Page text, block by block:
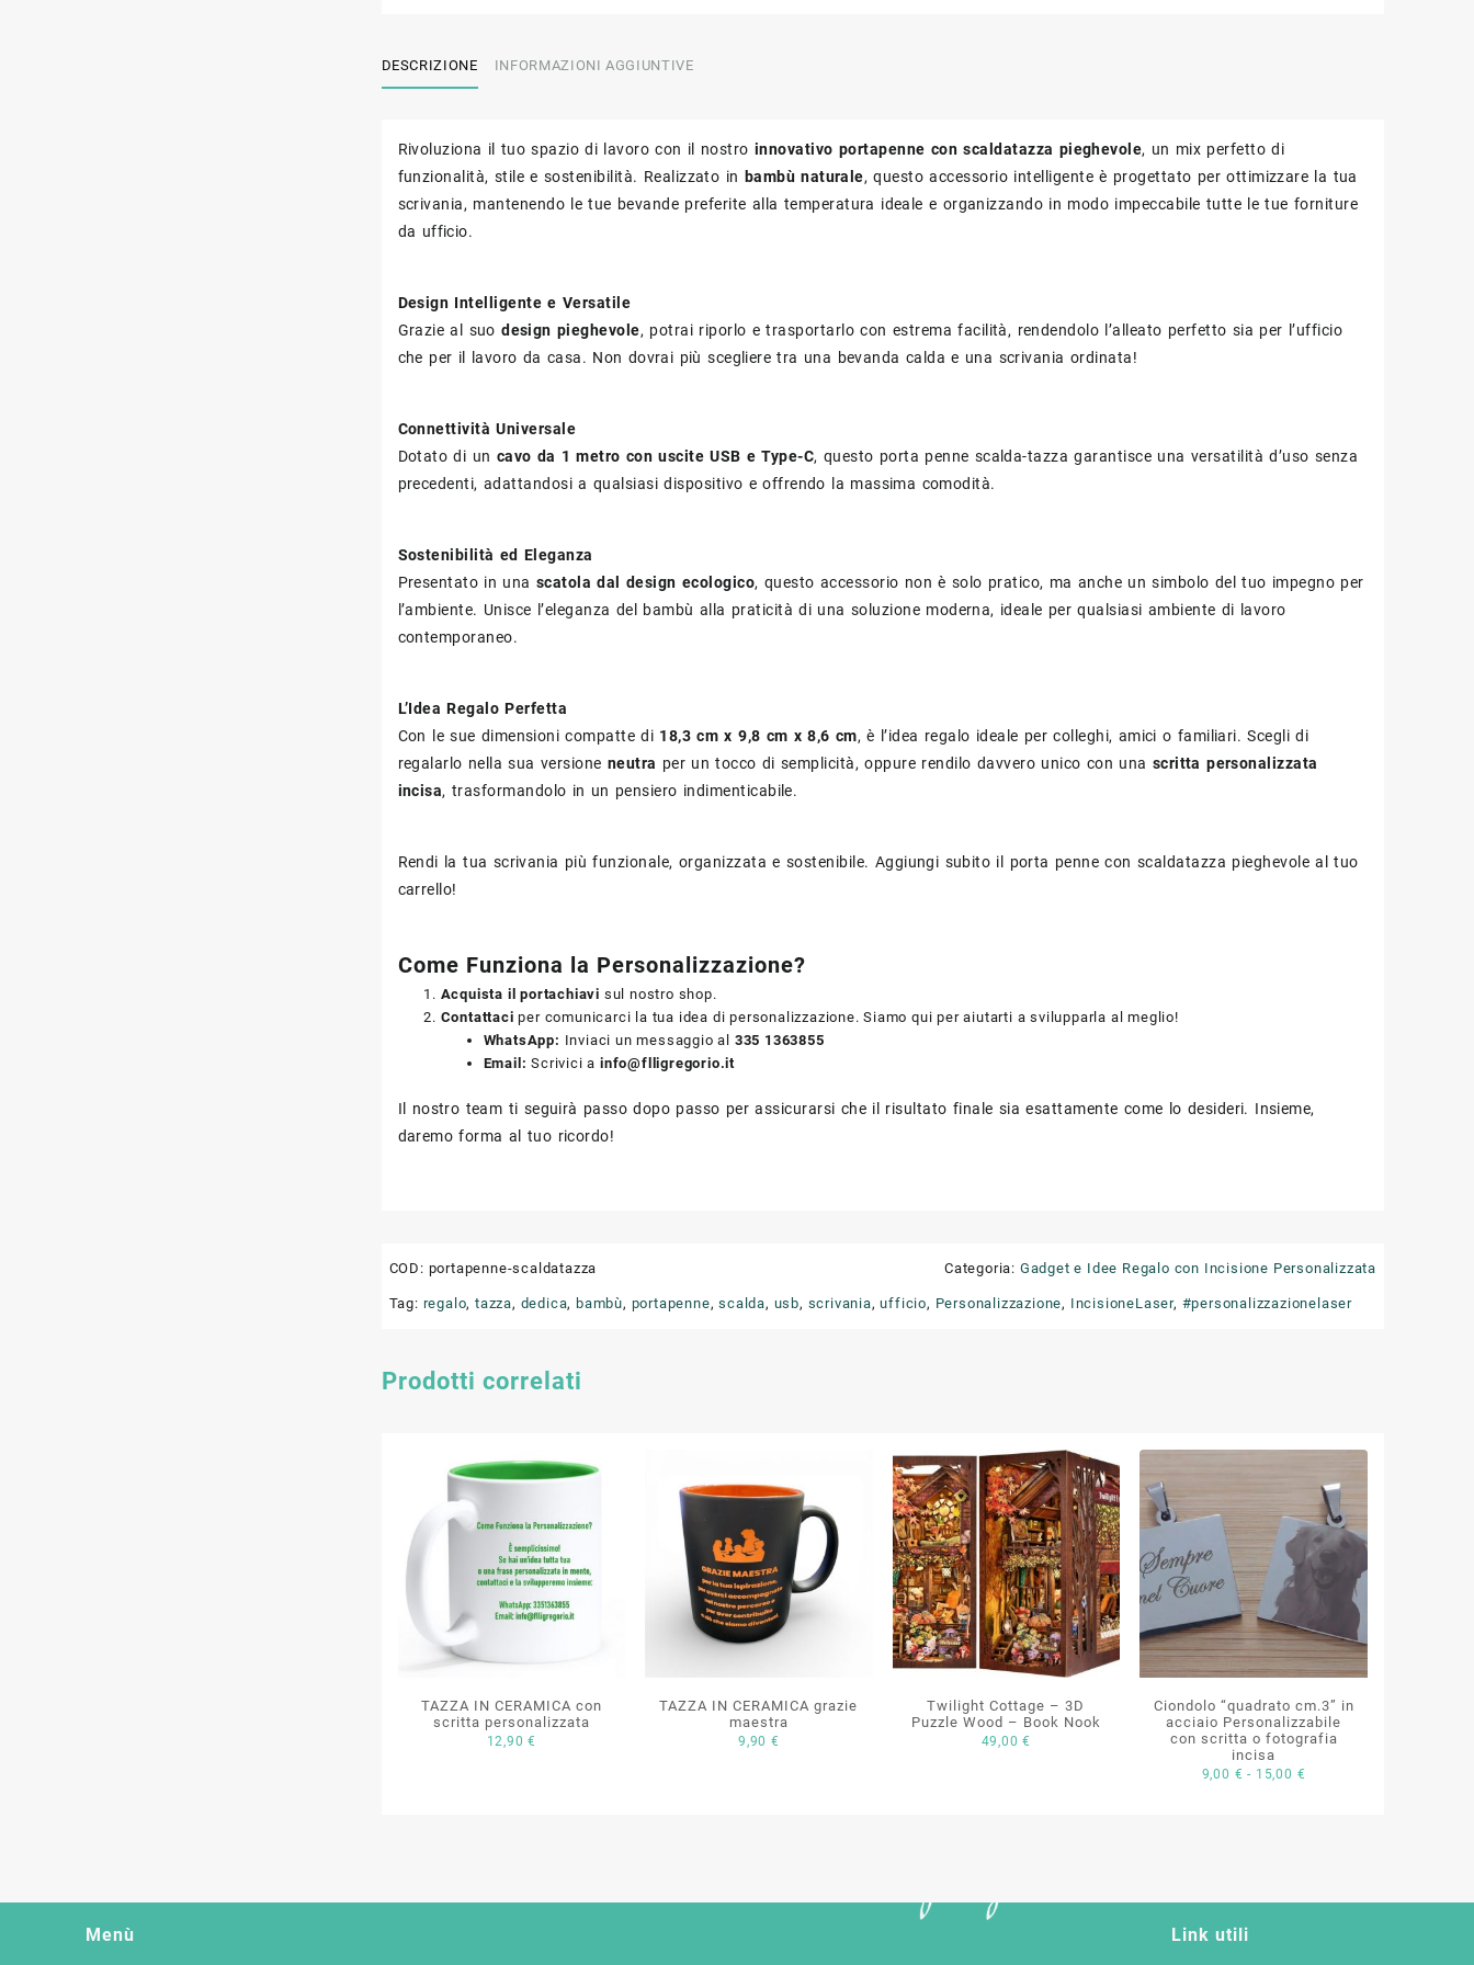
DESCRIZIONE INFORMAZIONI AGGIUNTIVE
Rivoluziona il tuo spazio di lavoro con il nostro innovativo portapenne con scaldatazza pieghevole, un mix perfetto di
funzionalità, stile e sostenibilità. Realizzato in bambù naturale, questo accessorio intelligente è progettato per ottimizzare la tua
scrivania, mantenendo le tue bevande preferite alla temperatura ideale e organizzando in modo impeccabile tutte le tue forniture
da ufficio.
Design Intelligente e Versatile
Grazie al suodesign pieghevole, potrai riporlo e trasportarlo con estrema facilità, rendendolo l’alleato perfetto sia per l’ufficio
che per il lavoro da casa. Non dovrai più scegliere tra una bevanda calda e una scrivania ordinata!
Connettività Universale
Dotato di un cavo da 1 metro con uscite USB e Type-C, questo porta penne scalda-tazza garantisce una versatilità d’uso senza
precedenti, adattandosi a qualsiasi dispositivo e offrendo la massima comodità.
Sostenibilità ed Eleganza
Presentato in una scatola dal design ecologico, questo accessorio non è solo pratico, ma anche un simbolo del tuo impegno per
l’ambiente. Unisce l’eleganza del bambù alla praticità di una soluzione moderna, ideale per qualsiasi ambiente di lavoro
contemporaneo.
L’Idea Regalo Perfetta
Con le sue dimensioni compatte di 18,3 cm x 9,8 cm x 8,6 cm, è l’idea regalo ideale per colleghi, amici o familiari. Scegli di
regalarlo nella sua versione neutra per un tocco di semplicità, oppure rendilo davvero unico con una scritta personalizzata
incisa, trasformandolo in un pensiero indimenticabile.
Rendi la tua scrivania più funzionale, organizzata e sostenibile. Aggiungi subito il porta penne con scaldatazza pieghevole al tuo
carrello!
Come Funziona la Personalizzazione?
Acquista il portachiavi sul nostro shop.
Contattaci per comunicarci la tua idea di personalizzazione. Siamo qui per aiutarti a svilupparla al meglio!
WhatsApp: Inviaci un messaggio al 335 1363855
Email: Scrivici a info@flligregorio.it
Il nostro team ti seguirà passo dopo passo per assicurarsi che il risultato finale sia esattamente come lo desideri. Insieme,
daremo forma al tuo ricordo!
COD: portapenne-scaldatazza Categoria: Gadget e Idee Regalo con Incisione Personalizzata
Tag: regalo, tazza, dedica, bambù, portapenne,scalda, usb, scrivania,ufficio, Personalizzazione, IncisioneLaser, #personalizzazionelaser
Prodotti correlati
TAZZA IN CERAMICA con
scritta personalizzata
12,90€
TAZZA IN CERAMICA grazie
maestra
9,90€
Twilight Cottage – 3D
Puzzle Wood – Book Nook
49,00€
Ciondolo “quadrato cm.3” in
acciaio Personalizzabile
con scritta o fotografia
incisa
9,00 € - 15,00 €
Menù Link utili